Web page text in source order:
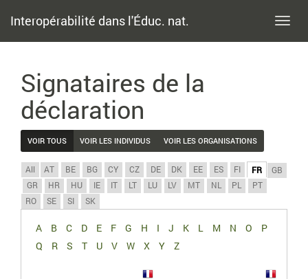
Interopérabilité dans l'Éduc. nat.
Signataires de la
déclaration
VOIR TOUS VOIR LES INDIVIDUS VOIR LES ORGANISATIONS
All AT BE BG CY CZ DE DK EE ES FI FR
GB
GR
HR HU IE IT LT LU LV MT NL PL
PT
RO
SE SI SK
A B C D E F G H I J K L M N O
P
Q
R S T U V W X Y Z